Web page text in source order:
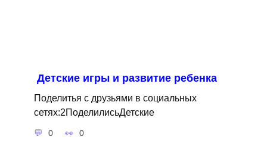
Детские игры и развитие ребенка
Поделитья с друзьями в социальных
сетях:2ПоделилисьДетские
0 0